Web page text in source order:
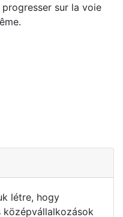
sur la voie
létre, hogy
középvállalkozások